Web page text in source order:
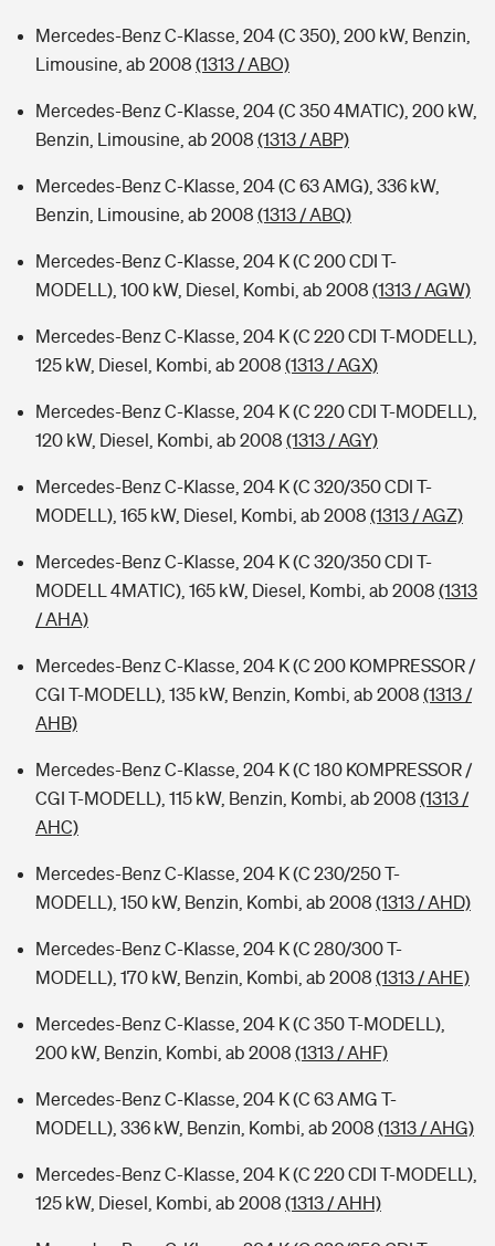
Mercedes-Benz C-Klasse, 204 (C 350), 200 kW, Benzin,
Limousine, ab 2008 (1313 / ABO)
Mercedes-Benz C-Klasse, 204 (C 350 4MATIC), 200 kW,
Benzin, Limousine, ab 2008 (1313 / ABP)
Mercedes-Benz C-Klasse, 204 (C 63 AMG), 336 kW,
Benzin, Limousine, ab 2008 (1313 / ABQ)
Mercedes-Benz C-Klasse, 204 K (C 200 CDI T-
MODELL), 100 kW, Diesel, Kombi, ab 2008 (1313 / AGW)
Mercedes-Benz C-Klasse, 204 K (C 220 CDI T-MODELL),
125 kW, Diesel, Kombi, ab 2008 (1313 / AGX)
Mercedes-Benz C-Klasse, 204 K (C 220 CDI T-MODELL),
120 kW, Diesel, Kombi, ab 2008 (1313 / AGY)
Mercedes-Benz C-Klasse, 204 K (C 320/350 CDI T-
MODELL), 165 kW, Diesel, Kombi, ab 2008 (1313 / AGZ)
Mercedes-Benz C-Klasse, 204 K (C 320/350 CDI T-
MODELL 4MATIC), 165 kW, Diesel, Kombi, ab 2008 (1313
/ AHA)
Mercedes-Benz C-Klasse, 204 K (C 200 KOMPRESSOR /
CGI T-MODELL), 135 kW, Benzin, Kombi, ab 2008 (1313 /
AHB)
Mercedes-Benz C-Klasse, 204 K (C 180 KOMPRESSOR /
CGI T-MODELL), 115 kW, Benzin, Kombi, ab 2008 (1313 /
AHC)
Mercedes-Benz C-Klasse, 204 K (C 230/250 T-
MODELL), 150 kW, Benzin, Kombi, ab 2008 (1313 / AHD)
Mercedes-Benz C-Klasse, 204 K (C 280/300 T-
MODELL), 170 kW, Benzin, Kombi, ab 2008 (1313 / AHE)
Mercedes-Benz C-Klasse, 204 K (C 350 T-MODELL),
200 kW, Benzin, Kombi, ab 2008 (1313 / AHF)
Mercedes-Benz C-Klasse, 204 K (C 63 AMG T-
MODELL), 336 kW, Benzin, Kombi, ab 2008 (1313 / AHG)
Mercedes-Benz C-Klasse, 204 K (C 220 CDI T-MODELL),
125 kW, Diesel, Kombi, ab 2008 (1313 / AHH)